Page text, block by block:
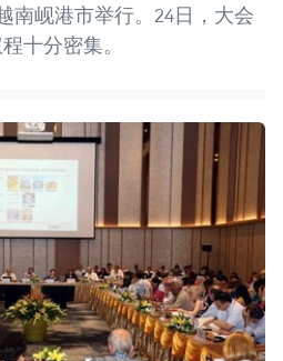
南岘港市举行。24日，大会
十分密集。